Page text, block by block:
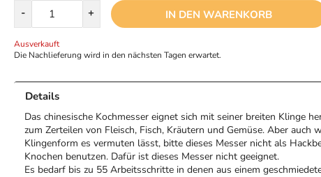
- + IN DEN WARENKORB
Ausverkauft
Die Nachlieferung wird in den nächsten Tagen erwartet.
Details
Das chinesische Kochmesser eignet sich mit seiner breiten Klinge
zum Zerteilen von Fleisch, Fisch, Kräutern und Gemüse. Aber auch
Klingenform es vermuten lässt, bitte dieses Messer nicht als
Knochen benutzen. Dafür ist dieses Messer nicht geeignet.
Es bedarf bis zu 55 Arbeitsschritte in denen aus einem